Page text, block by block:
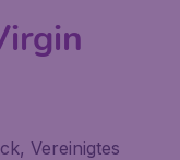
Vereinigtes